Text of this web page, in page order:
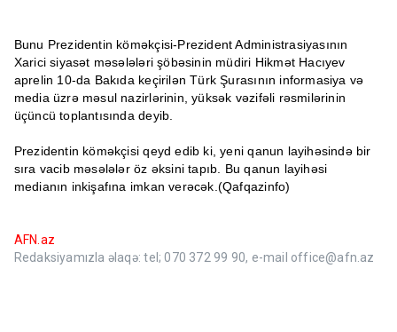
Bunu Prezidentin köməkçisi-Prezident Administrasiyasının
Xarici siyasət məsələləri şöbəsinin müdiri Hikmət Hacıyev
aprelin 10-da Bakıda keçirilən Türk Şurasının informasiya və
media üzrə məsul nazirlərinin, yüksək vəzifəli rəsmilərinin
üçüncü toplantısında deyib.
Prezidentin köməkçisi qeyd edib ki, yeni qanun layihəsində bir
sıra vacib məsələlər öz əksini tapıb. Bu qanun layihəsi
medianın inkişafına imkan verəcək.(Qafqazinfo)
AFN.az
Redaksiyamızla əlaqə: tel; 070 372 99 90, e-mail office@afn.az